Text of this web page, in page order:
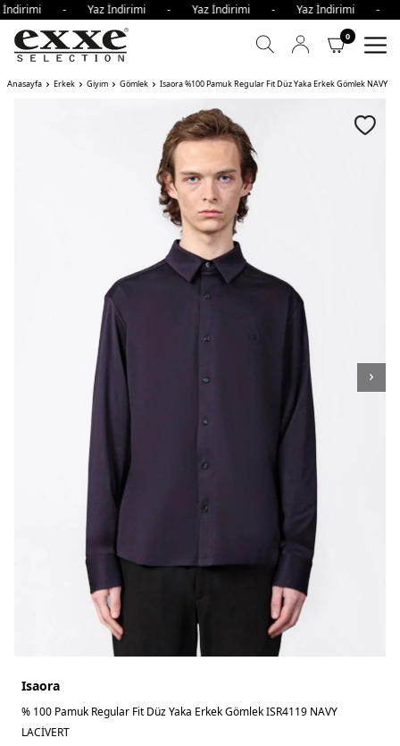
- Yaz İndirimi - Yaz İndirimi - Yaz
0
Anasayfa Erkek Giyim Gömlek Isaora %100 Pamuk Regular Fit Düz Yaka Erkek Gömlek NAVY
Isaora
% 100 Pamuk Regular Fit Düz Yaka Erkek Gömlek ISR4119 NAVY
LACİVERT